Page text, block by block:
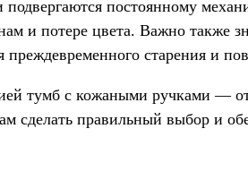
постоянному
и потере цвета. Важно также
старения и
тумб с кожаными ручками —
правильный выбор и